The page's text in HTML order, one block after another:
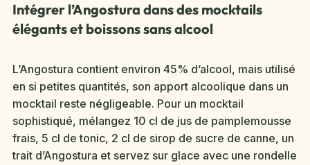
Intégrer l’Angostura dans des mocktails
élégants et boissons sans alcool
L’Angostura contient environ 45% d’alcool, mais utilisé
en si petites quantités, son apport alcoolique dans un
mocktail reste négligeable. Pour un mocktail
sophistiqué, mélangez 10 cl de jus de pamplemousse
frais, 5 cl de tonic, 2 cl de sirop de sucre de canne, un
trait d’Angostura et servez sur glace avec une rondelle